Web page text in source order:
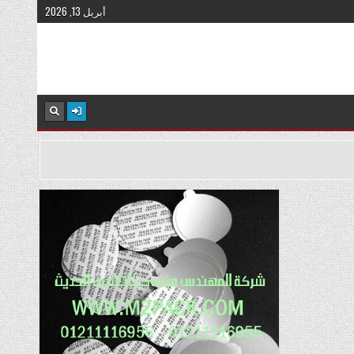
أبريل 13, 2026
Posted
in